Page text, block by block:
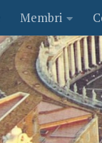
Membri